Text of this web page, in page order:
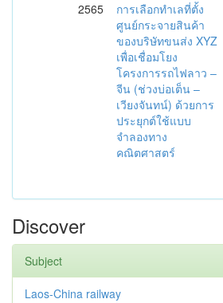
2565
การเลือกทำเลที่ตั้ง
ศูนย์กระจายสินค้า
ของบริษัทขนส่ง XYZ
เพื่อเชื่อมโยง
โครงการรถไฟลาว –
จีน (ช่วงบ่อเต็น –
เวียงจันทน์) ด้วยการ
ประยุกต์ใช้แบบ
จำลองทาง
คณิตศาสตร์
Discover
Subject
Laos-China railway